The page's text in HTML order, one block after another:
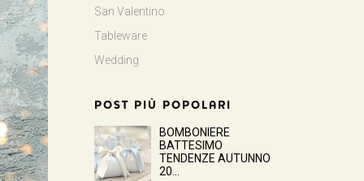
San Valentino
Tableware
Wedding
POST PIÙ POPOLARI
BOMBONIERE
BATTESIMO
TENDENZE AUTUNNO
20...